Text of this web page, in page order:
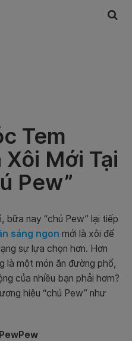
Tem
Mới Tại
Pew”
bữa nay “chú Pew” lại tiếp
sáng ngon mới là xôi để
sự lựa chọn hơn. Hơn
là một món ăn đường phố,
của nhiều bạn phải hơm?
hiệu “chú Pew” như